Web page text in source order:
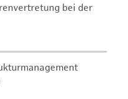
bei der